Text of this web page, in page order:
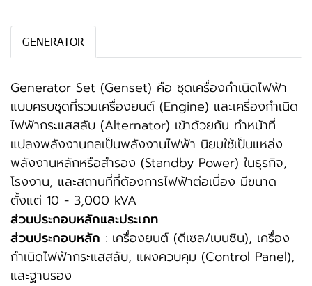
GENERATOR
Generator Set (Genset) คือ ชุดเครื่องกำเนิดไฟฟ้า
แบบครบชุดที่รวมเครื่องยนต์ (Engine) และเครื่องกำเนิด
ไฟฟ้ากระแสสลับ (Alternator) เข้าด้วยกัน ทำหน้าที่
แปลงพลังงานกลเป็นพลังงานไฟฟ้า นิยมใช้เป็นแหล่ง
พลังงานหลักหรือสำรอง (Standby Power) ในธุรกิจ,
โรงงาน, และสถานที่ที่ต้องการไฟฟ้าต่อเนื่อง มีขนาด
ตั้งแต่ 10 - 3,000 kVA
ส่วนประกอบหลักและประเภท
ส่วนประกอบหลัก : เครื่องยนต์ (ดีเซล/เบนซิน), เครื่อง
กำเนิดไฟฟ้ากระแสสลับ, แผงควบคุม (Control Panel),
และฐานรอง